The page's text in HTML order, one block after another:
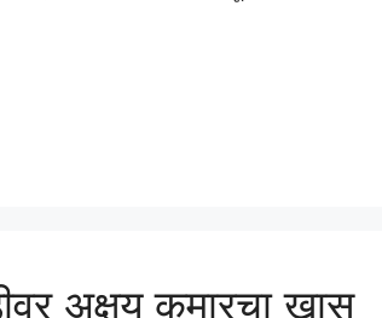
अक्षय कुमारचा खास